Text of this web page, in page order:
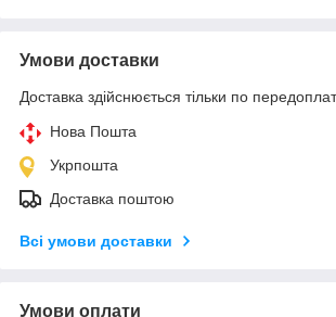
Умови доставки
Доставка здійснюється тільки по
Нова Пошта
Укрпошта
Доставка поштою
Всі умови доставки
Умови оплати